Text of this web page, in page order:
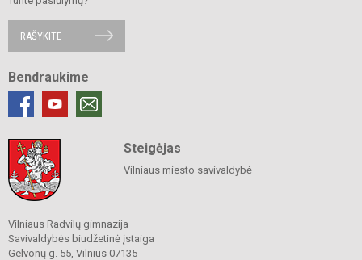
RAŠYKITE
Bendraukime
Steigėjas
Vilniaus miesto savivaldybė
Vilniaus Radvilų gimnazija
Savivaldybės biudžetinė įstaiga
Gelvonų g. 55, Vilnius 07135